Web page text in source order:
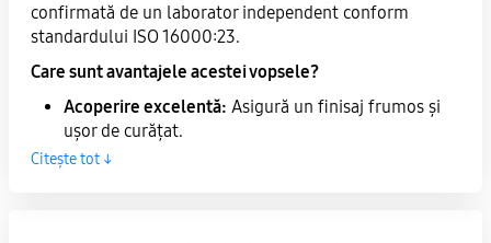
confirmată de un laborator independent conform
standardului ISO 16000:23.
Care sunt avantajele acestei vopsele?
Acoperire excelentă: Asigură un finisaj frumos și
ușor de curățat.
Consum:
Citește tot ↓